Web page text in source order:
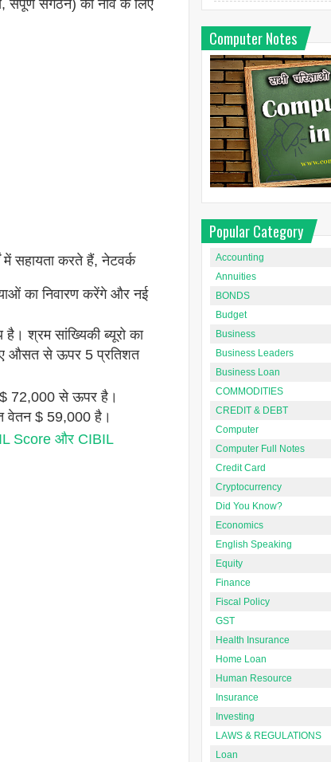
संगठन) की नींव के लिए
सहायता करते हैं, नेटवर्क
का निवारण करेंगे और नई
श्रम सांख्यिकी ब्यूरो का
औसत से ऊपर 5 प्रतिशत
$ 72,000 से ऊपर है।
वेतन $ 59,000 है।
Score और CIBIL
Computer Notes
Popular Category
Accounting
Annuities
BONDS
Budget
Business
Business Leaders
Business Loan
COMMODITIES
CREDIT & DEBT
Computer
Computer Full Notes
Credit Card
Cryptocurrency
Did You Know?
Economics
English Speaking
Equity
Finance
Fiscal Policy
GST
Health Insurance
Home Loan
Human Resource
Insurance
Investing
LAWS & REGULATIONS
Loan